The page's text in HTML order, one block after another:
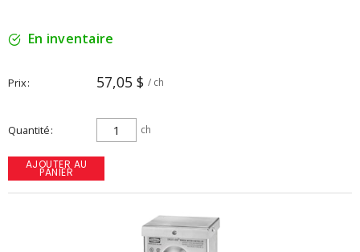
En inventaire
Prix 57,05 $ / ch
Quantité ch
AJOUTER AU
PANIER